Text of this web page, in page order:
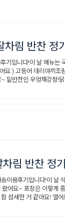
림 반찬 정
입니다!​이 날 메뉴
고등어 데리야끼조
밑반찬인 우엉채강정!
림 반찬 정기
이용후기입니다!​이
요~​ 포장은 이렇게
섬세한 거 같아요! 열